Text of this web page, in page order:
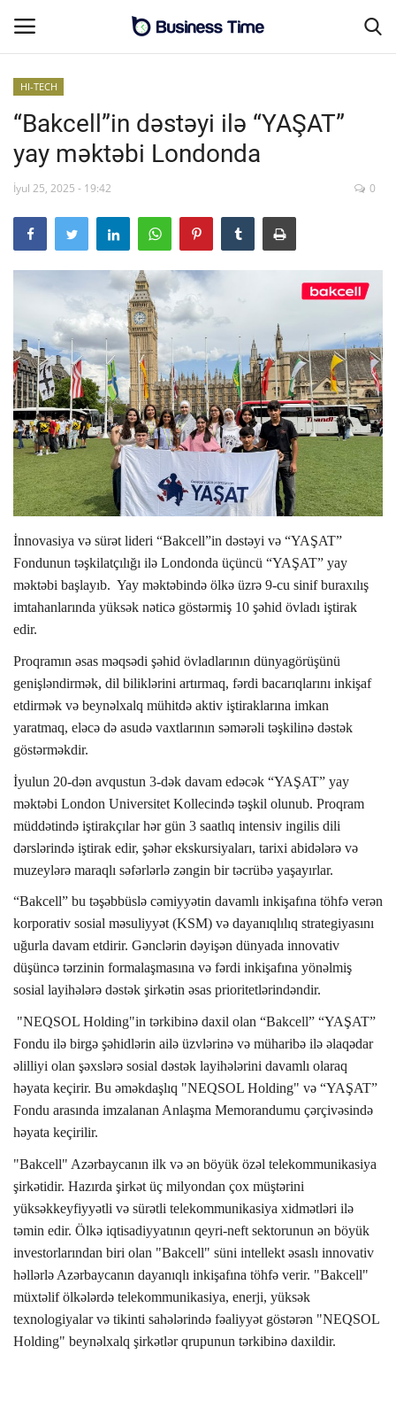
Əsas səhifə
MALİYYƏ-BİZNES
SƏNAYE-İNFRASTRUKTUR
ENERGETİKA
SİYASƏT
İDMAN
FORMULA 1
ANALİTİKA
Multimedia
HI-TECH
“Bakcell”in dəstəyi ilə “YAŞAT”
yay məktəbi Londonda
İyul 25, 2025 - 19:42 0
İnnovasiya və sürət lideri “Bakcell”in dəstəyi və “YAŞAT”
Fondunun təşkilatçılığı ilə Londonda üçüncü “YAŞAT” yay
məktəbi başlayıb. Yay məktəbində ölkə üzrə 9-cu sinif buraxılış
imtahanlarında yüksək nəticə göstərmiş 10 şəhid övladı iştirak
edir.
Proqramın əsas məqsədi şəhid övladlarının dünyagörüşünü
genişləndirmək, dil biliklərini artırmaq, fərdi bacarıqlarını inkişaf
etdirmək və beynəlxalq mühitdə aktiv iştiraklarına imkan
yaratmaq, eləcə də asudə vaxtlarının səmərəli təşkilinə dəstək
göstərməkdir.
İyulun 20-dən avqustun 3-dək davam edəcək “YAŞAT” yay
məktəbi London Universitet Kollecində təşkil olunub. Proqram
müddətində iştirakçılar hər gün 3 saatlıq intensiv ingilis dili
dərslərində iştirak edir, şəhər ekskursiyaları, tarixi abidələrə və
muzeylərə maraqlı səfərlərlə zəngin bir təcrübə yaşayırlar.
“Bakcell” bu təşəbbüslə cəmiyyətin davamlı inkişafına töhfə verən
korporativ sosial məsuliyyət (KSM) və dayanıqlılıq strategiyasını
uğurla davam etdirir. Gənclərin dəyişən dünyada innovativ
düşüncə tərzinin formalaşmasına və fərdi inkişafına yönəlmiş
sosial layihələrə dəstək şirkətin əsas prioritetlərindəndir.
"NEQSOL Holding"in tərkibinə daxil olan “Bakcell” “YAŞAT”
Fondu ilə birgə şəhidlərin ailə üzvlərinə və müharibə ilə əlaqədar
əlilliyi olan şəxslərə sosial dəstək layihələrini davamlı olaraq
həyata keçirir. Bu əməkdaşlıq "NEQSOL Holding" və “YAŞAT”
Fondu arasında imzalanan Anlaşma Memorandumu çərçivəsində
həyata keçirilir.
"Bakcell" Azərbaycanın ilk və ən böyük özəl telekommunikasiya
şirkətidir. Hazırda şirkət üç milyondan çox müştərini
yüksəkkeyfiyyətli və sürətli telekommunikasiya xidmətləri ilə
təmin edir. Ölkə iqtisadiyyatının qeyri-neft sektorunun ən böyük
investorlarından biri olan "Bakcell" süni intellekt əsaslı innovativ
həllərlə Azərbaycanın dayanıqlı inkişafına töhfə verir. "Bakcell"
müxtəlif ölkələrdə telekommunikasiya, enerji, yüksək
texnologiyalar və tikinti sahələrində fəaliyyət göstərən "NEQSOL
Holding" beynəlxalq şirkətlər qrupunun tərkibinə daxildir.